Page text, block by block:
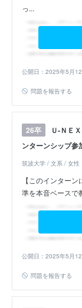
っ...
公開日：2025年5月
問題を報告する
26卒
Ｕ‐ＮＥ
ンターンシップ参
筑波大学 / 文系 / 女性
【このインター
準を本音ベースで
公開日：2025年5月
問題を報告する